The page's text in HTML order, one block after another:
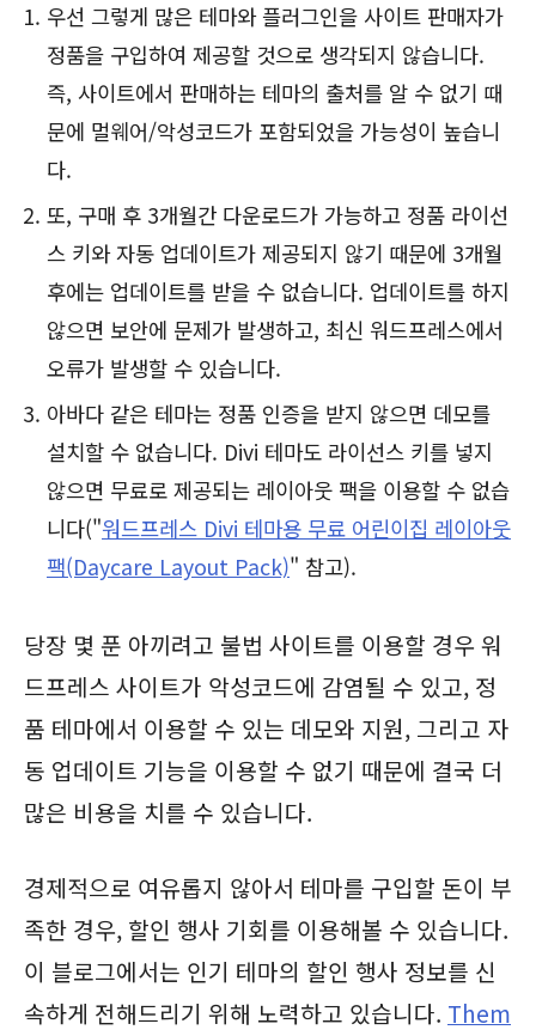
우선 그렇게 많은 테마와 플러그인을 사이트 판매자가
정품을 구입하여 제공할 것으로 생각되지 않습니다.
즉, 사이트에서 판매하는 테마의 출처를 알 수 없기 때
문에 멀웨어/악성코드가 포함되었을 가능성이 높습니
다.
또, 구매 후 3개월간 다운로드가 가능하고 정품 라이선
스 키와 자동 업데이트가 제공되지 않기 때문에 3개월
후에는 업데이트를 받을 수 없습니다. 업데이트를 하지
않으면 보안에 문제가 발생하고, 최신 워드프레스에서
오류가 발생할 수 있습니다.
아바다 같은 테마는 정품 인증을 받지 않으면 데모를
설치할 수 없습니다. Divi 테마도 라이선스 키를 넣지
않으면 무료로 제공되는 레이아웃 팩을 이용할 수 없습
니다("워드프레스 Divi 테마용 무료 어린이집 레이아웃
팩(Daycare Layout Pack)" 참고).
당장 몇 푼 아끼려고 불법 사이트를 이용할 경우 워
드프레스 사이트가 악성코드에 감염될 수 있고, 정
품 테마에서 이용할 수 있는 데모와 지원, 그리고 자
동 업데이트 기능을 이용할 수 없기 때문에 결국 더
많은 비용을 치를 수 있습니다.
경제적으로 여유롭지 않아서 테마를 구입할 돈이 부
족한 경우, 할인 행사 기회를 이용해볼 수 있습니다.
이 블로그에서는 인기 테마의 할인 행사 정보를 신
속하게 전해드리기 위해 노력하고 있습니다. Them